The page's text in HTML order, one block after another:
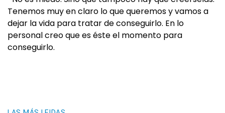
Tenemos muy en claro lo que queremos y vamos a
dejar la vida para tratar de conseguirlo. En lo
personal creo que es éste el momento para
conseguirlo.